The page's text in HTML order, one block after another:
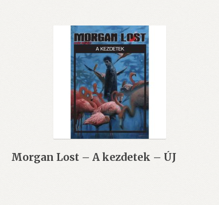
Morgan Lost – A kezdetek – ÚJ